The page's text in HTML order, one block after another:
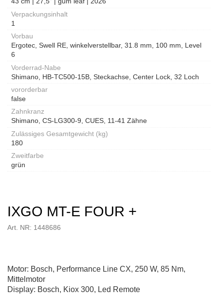
Verpackungsinhalt
1
Vorbau
Ergotec, Swell RE, winkelverstellbar, 31.8 mm, 100 mm, Level
6
Vorderrad-Nabe
Shimano, HB-TC500-15B, Steckachse, Center Lock, 32 Loch
vororderbar
false
Zahnkranz
Shimano, CS-LG300-9, CUES, 11-41 Zähne
Zulässiges Gesamtgewicht (kg)
180
Zweitfarbe
grün
IXGO MT-E FOUR +
Art. NR: 1448686
Motor: Bosch, Performance Line CX, 250 W, 85 Nm,
Mittelmotor
Display: Bosch, Kiox 300, Led Remote